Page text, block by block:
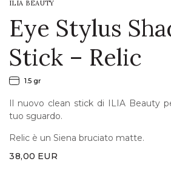
ILIA BEAUTY
Eye Stylus
Stick – Relic
1.5 gr
Il nuovo clean stick di ILIA Beauty
tuo sguardo.
Relic è un Siena bruciato matte.
38,00 EUR